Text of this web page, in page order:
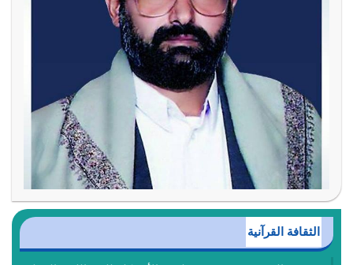
الثقافة القرآنية